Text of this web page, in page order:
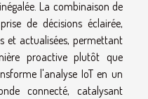
La combinaison de
de décisions éclairée,
et actualisées, permettant
proactive plutôt que
l'analyse IoT en un
connecté, catalysant